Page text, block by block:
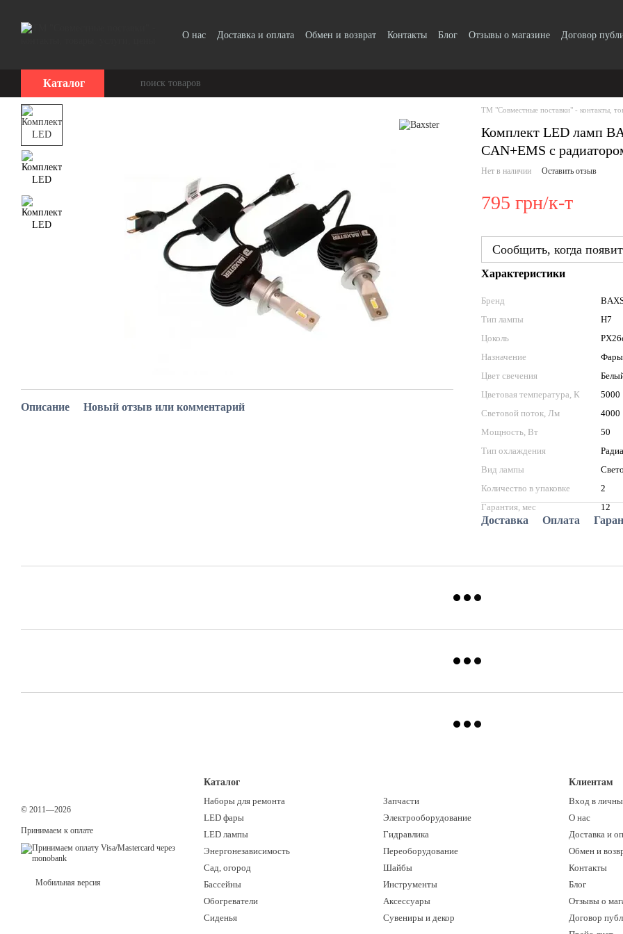
О нас Доставка и оплата Обмен и возврат Контакты Блог Отзывы о магазине
Договор
Каталог
Описание Новый отзыв или комментарий
ТМ "Совместные поставки" - контакты,
Комплект LED ламп
CAN+EMS с
Нет в наличии Оставить отзыв
795 грн/к-т
Сообщить, когда
Характеристики
Бренд
Тип лампы
H7
Цоколь
Назначение
Фары
Цвет свечения
Цветовая температура, К
5000
Световой поток, Лм
4000
Мощность, Вт
50
Тип охлаждения
Вид лампы
Количество в упаковке
2
Гарантия, мес
12
Доставка Оплата
© 2011—2026
Принимаем к оплате
Мобильная версия
Каталог
Наборы для ремонта
LED фары
LED лампы
Энергонезависимость
Сад, огород
Бассейны
Обогреватели
Сиденья
Запчасти
Электрооборудование
Гидравлика
Переоборудование
Шайбы
Инструменты
Аксессуары
Сувениры и декор
Клиентам
Вход в
О нас
Доставка и
Обмен и
Контакты
Блог
Отзывы о
Договор